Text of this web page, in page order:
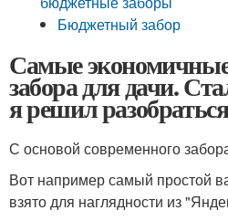
Бюджетный забор
Самые
забора для дачи.
я решил
С основой современного
Вот например самый простой
взято для наглядности из